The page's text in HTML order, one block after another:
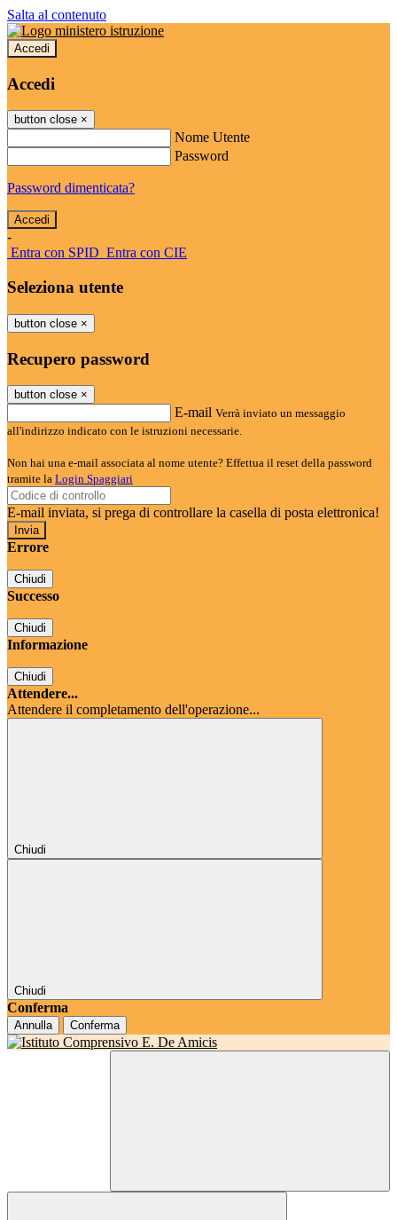
Salta al contenuto
Accedi
Accedi
button close ×
Nome Utente
Password
Password dimenticata?
-
Entra con SPID Entra con CIE
Seleziona utente
button close ×
Recupero password
button close ×
E-mail Verrà inviato un messaggio
all'indirizzo indicato con le istruzioni necessarie.
Non hai una e-mail associata al nome utente? Effettua il reset della password
tramite la Login Spaggiari
E-mail inviata, si prega di controllare la casella di posta elettronica!
Errore
Chiudi
Successo
Chiudi
Informazione
Chiudi
Attendere...
Attendere il completamento dell'operazione...
Chiudi
Chiudi
Conferma
Annulla Conferma